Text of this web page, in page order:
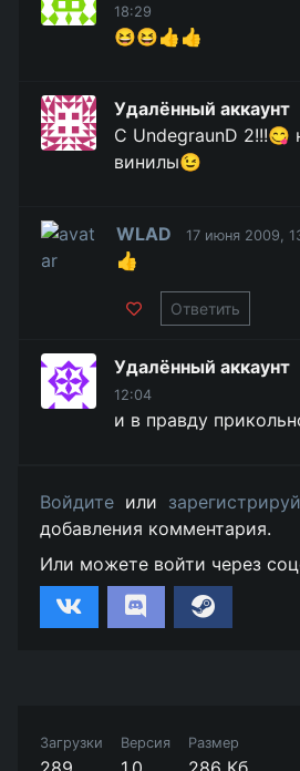
18:29
😆😆👍👍
Удалённый аккаунт
C UndegraunD 2!!!😋
винилы😉
WLAD 17 июня 2009,
👍
Ответить
Удалённый аккаунт
12:04
и в правду
Войдите или
добавления комментария.
Или можете войти через
Загрузки Версия Размер